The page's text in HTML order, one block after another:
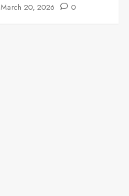
March 20, 2026
0